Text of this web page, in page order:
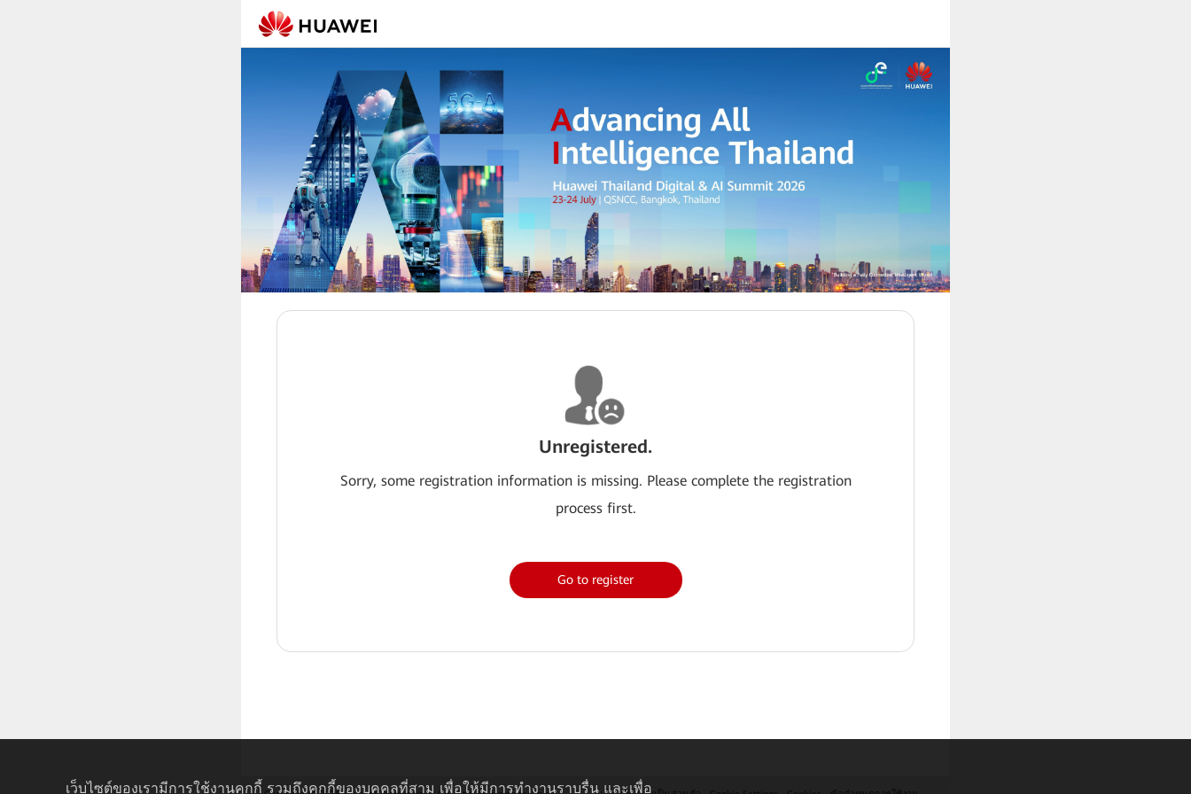
Unregistered.
Sorry, some registration information is missing. Please complete the registration
process first.
Go to register
เว็บไซต์ของเรามีการใช้งานคุกกี้ รวมถึงคุกกี้ของบุคคลที่สาม เพื่อให้มีการทำงานราบรื่น และเพื่อ